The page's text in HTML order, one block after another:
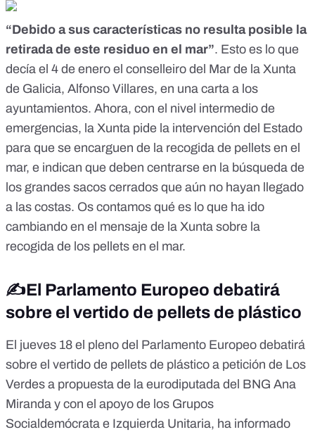
“Debido a sus características no resulta posible la
retirada de este residuo en el mar”. Esto es lo que
decía el 4 de enero el conselleiro del Mar de la Xunta
de Galicia, Alfonso Villares, en una carta a los
ayuntamientos. Ahora, con el nivel intermedio de
emergencias, la Xunta pide la intervención del Estado
para que se encarguen de la recogida de pellets en el
mar, e indican que deben centrarse en la búsqueda de
los grandes sacos cerrados que aún no hayan llegado
a las costas. Os contamos qué es lo que ha ido
cambiando en el mensaje de la Xunta sobre la
recogida de los pellets en el mar.
✍️El Parlamento Europeo debatirá
sobre el vertido de pellets de plástico
El jueves 18 el pleno del Parlamento Europeo debatirá
sobre el vertido de pellets de plástico a petición de Los
Verdes a propuesta de la eurodiputada del BNG Ana
Miranda y con el apoyo de los Grupos
Socialdemócrata e Izquierda Unitaria, ha informado